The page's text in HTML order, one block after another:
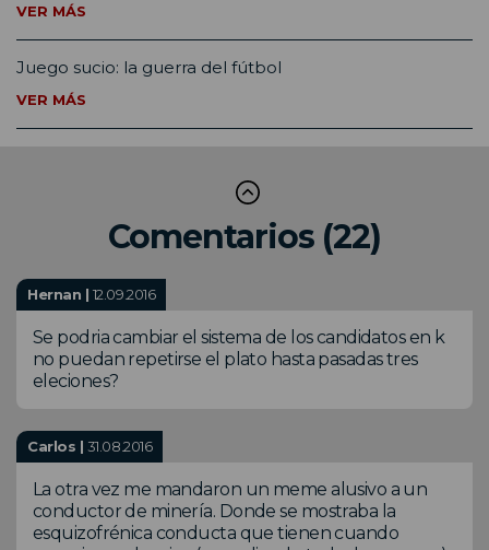
VER MÁS
Juego sucio: la guerra del fútbol
VER MÁS
Comentarios (22)
Hernan | 12.09.2016
Se podria cambiar el sistema de los candidatos en k
no puedan repetirse el plato hasta pasadas tres
eleciones?
Carlos | 31.08.2016
La otra vez me mandaron un meme alusivo a un
conductor de minería. Donde se mostraba la
esquizofrénica conducta que tienen cuando